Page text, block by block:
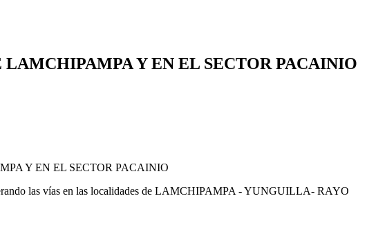
Y EN EL SECTOR PACAINIO
Y EN EL SECTOR PACAINIO
las vías en las localidades de LAMCHIPAMPA - YUNGUILLA- RAYO